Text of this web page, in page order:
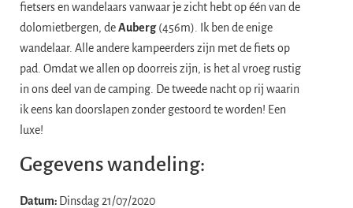
fietsers en wandelaars vanwaar je zicht hebt op één van de
dolomietbergen, deAuberg(456m). Ik ben de enige
wandelaar. Alle andere kampeerders zijn met de fiets op
pad. Omdat we allen op doorreis zijn, is het al vroeg rustig
in ons deel van de camping. De tweede nacht op rij waarin
ik eens kan doorslapen zonder gestoord te worden! Een
luxe!
Gegevens wandeling:
Datum: Dinsdag 21/07/2020